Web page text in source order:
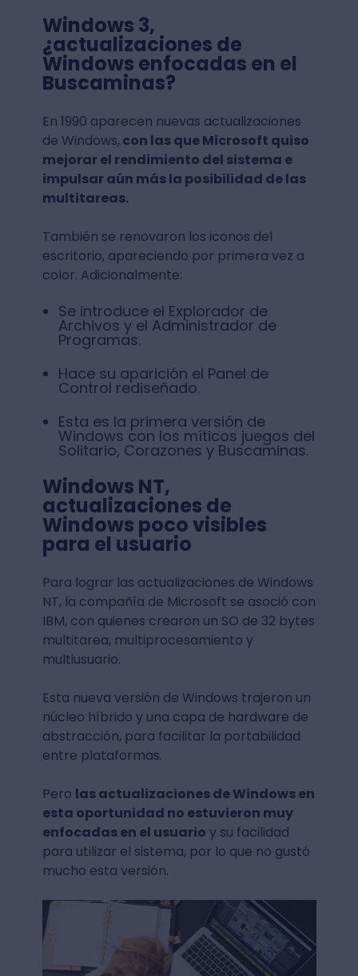
Windows 3,
¿actualizaciones de
Windows enfocadas en el
Buscaminas?
En 1990 aparecen nuevas actualizaciones
de Windows, con las que Microsoft quiso
mejorar el rendimiento del sistema e
impulsar aún más la posibilidad de las
multitareas.
También se renovaron los iconos del
escritorio, apareciendo por primera vez a
color. Adicionalmente:
Se introduce el Explorador de
Archivos y el Administrador de
Programas.
Hace su aparición el Panel de
Control rediseñado.
Esta es la primera versión de
Windows con los míticos juegos del
Solitario, Corazones y Buscaminas.
Windows NT,
actualizaciones de
Windows poco visibles
para el usuario
Para lograr las actualizaciones de Windows
NT, la compañía de Microsoft se asoció con
IBM, con quienes crearon un SO de 32 bytes
multitarea, multiprocesamiento y
multiusuario.
Esta nueva versión de Windows trajeron un
núcleo híbrido y una capa de hardware de
abstracción, para facilitar la portabilidad
entre plataformas.
Pero las actualizaciones de Windows en
esta oportunidad no estuvieron muy
enfocadas en el usuario y su facilidad
para utilizar el sistema, por lo que no gustó
mucho esta versión.